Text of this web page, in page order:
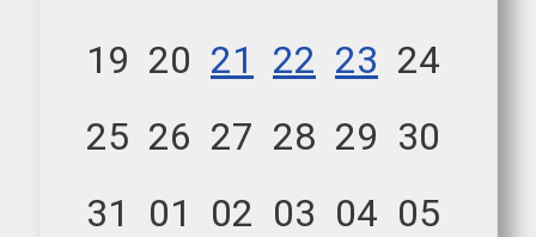
19 20 21 22 23 24
25 26 27 28 29 30
31
01 02 03 04 05